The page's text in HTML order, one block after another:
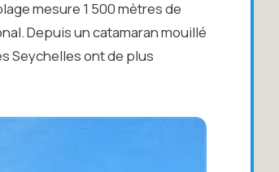
mesure 1 500 mètres de
Depuis un catamaran mouillé
Seychelles ont de plus